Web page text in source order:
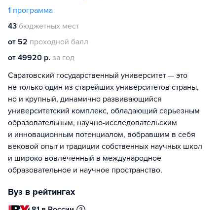
1 программа
43 бюджетных мест
от 52 проходной балл
от 49920 р. за год
Саратовский государственный университет — это
не только один из старейших университетов страны,
но и крупный, динамично развивающийся
университетский комплекс, обладающий серьезным
образовательным, научно-исследовательским
и инновационным потенциалом, вобравшим в себя
вековой опыт и традиции собственных научных школ
и широко вовлеченный в международное
образовательное и научное пространство.
Вуз в рейтингах